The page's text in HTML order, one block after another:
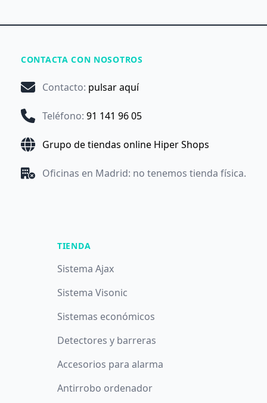
CONTACTA CON NOSOTROS
Contacto: pulsar aquí
Teléfono: 91 141 96 05
Grupo de tiendas online Hiper Shops
Oficinas en Madrid: no tenemos tienda física.
TIENDA
Sistema Ajax
Sistema Visonic
Sistemas económicos
Detectores y barreras
Accesorios para alarma
Antirrobo ordenador